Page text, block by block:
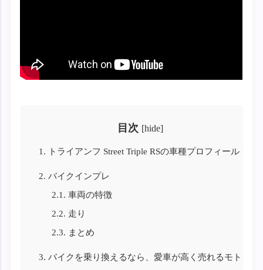
目次 [hide]
1. トライアンフ Street Triple RSの車種プロフィール
2. バイクインプレ
2.1. 車両の特徴
2.2. 走り
2.3. まとめ
3. バイクを乗り換えるなら、愛車が高く売れるモト